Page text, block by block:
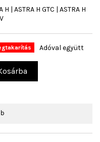
| ASTRA H GTC | ASTRA H
Adóval együtt